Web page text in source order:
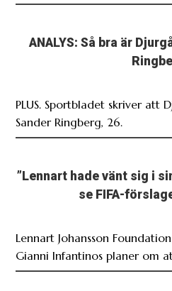
ANALYS: Så bra är
PLUS. Sportbladet skriver att
Sander Ringberg, 26.
”Lennart hade vänt sig i
se FIFA-
Lennart Johansson
Gianni Infantinos planer om